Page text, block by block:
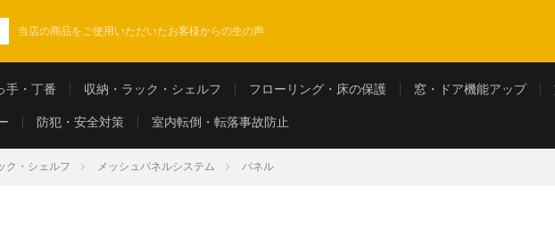
当店の商品をご使用いただいたお客様からの生の声
手・丁番 収納・ラック・シェルフ フローリング・床の保護 窓・ドア機能アップ
防犯・安全対策 室内転倒・転落事故防止
ク・シェルフ メッシュパネルシステム パネル